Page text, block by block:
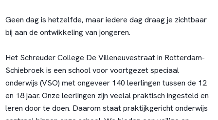
Geen dag is hetzelfde, maar iedere dag draag je zichtbaar
bij aan de ontwikkeling van jongeren.
Het Schreuder College De Villeneuvestraat in Rotterdam-
Schiebroek is een school voor voortgezet speciaal
onderwijs (VSO) met ongeveer 140 leerlingen tussen de 12
en 18 jaar. Onze leerlingen zijn veelal praktisch ingesteld en
leren door te doen. Daarom staat praktijkgericht onderwijs